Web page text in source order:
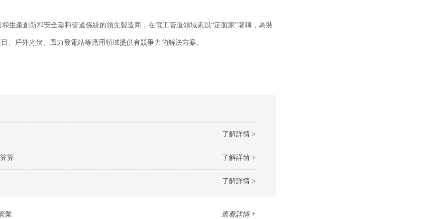
生產創新和安全塑料管道係統的領先製造商，在電工管道領域素以“定製家”著稱，為裝
、戶外光伏、風力發電站等應用領域提供有競爭力的解決方案。
了解詳情 >
了解詳情 >
算
了解詳情 >
查看詳情 +
業